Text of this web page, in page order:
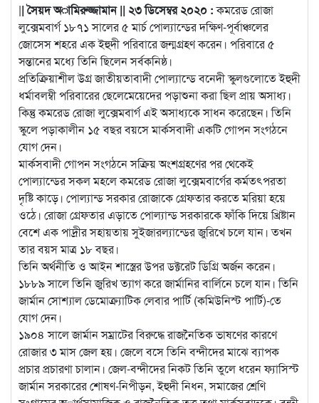
|| সৈয়দ অামিরুজ্জামান || ২৩ ডিসেম্বর ২০২০ :কমরেড রোজা
লুক্সেমবার্গ ১৮৭১ সালের ৫ মার্চ পোল্যান্ডের দক্ষিণ-পূর্বাঞ্চলের
জোসেস শহরে এক ইহুদী পরিবারে জন্মগ্রহণ করেন। পরিবারে ৫
সন্তানের মধ্যে তিনিছিলেন সর্বকনিষ্ঠ।
প্রতিক্রিয়াশীল উগ্র জাতীয়তাবাদী পোল্যান্ডে বনেদী স্কুলগুলোতে ইহুদী
ধর্মাবলম্বী পরিবারের ছেলেমেয়েদের পড়াশুনা করা ছিল প্রায় অসাধ্য।
কিন্তু কমরেড রোজা লুক্সেমবার্গ এই অসাধ্যকে সাধন করেছেন। তিনি
স্কুলে পড়াকালীন ১৫ বছর বয়সে মার্কসবাদী একটি গোপন সংগঠনে
যোগ দেন।
মার্কসবাদী গোপন সংগঠনে সক্রিয় অংশগ্রহণের পর থেকেই
পোল্যান্ডের সকল মহলে কমরেড রোজা লুক্সেমবার্গের কর্মতৎপরতা
দৃষ্টি কাড়ে। পোল্যান্ড সরকার রোজাকে গ্রেফতার করতে মরিয়া হয়ে
ওঠে। রোজা গ্রেফতার এড়াতে পোল্যান্ড সরকারকে ফাঁকি দিয়ে খ্রিষ্টান
বেশে এক পাদ্রীর সহায়তায় সুইজারল্যান্ডের জুরিখে চলে যান। তখন
তার বয়স মাত্র ১৮ বছর।
তিনি অর্থনীতি ও আইন শাস্ত্রের উপর ডক্টরেট ডিগ্রি অর্জন করেন।
১৮৮৯ সালে তিনি জুরিখ ত্যাগ করে জার্মানির বার্লিনে চলে যান। তিনি
জার্মান সোশ্যাল ডেমোক্র্যাটিক লেবার পার্টি (কমিউনিস্ট পার্টি)-তে
যোগ দেন।
১৯০৪ সালে জার্মান সম্রাটের বিরুদ্ধে রাজনৈতিক ভাষণের কারণে
রোজার ৩ মাস জেল হয়। জেলে বসে তিনি বন্দীদের মাঝে ব্যাপক
প্রচার প্রচারণা চালান। জেল-বন্দীদের নিকট তিনি তুলে ধরেন ফ্যাসিস্ট
জার্মান সরকারের শোষণ-নিপীড়ন, ইহুদী নিধন, সমাজের শ্রেণি